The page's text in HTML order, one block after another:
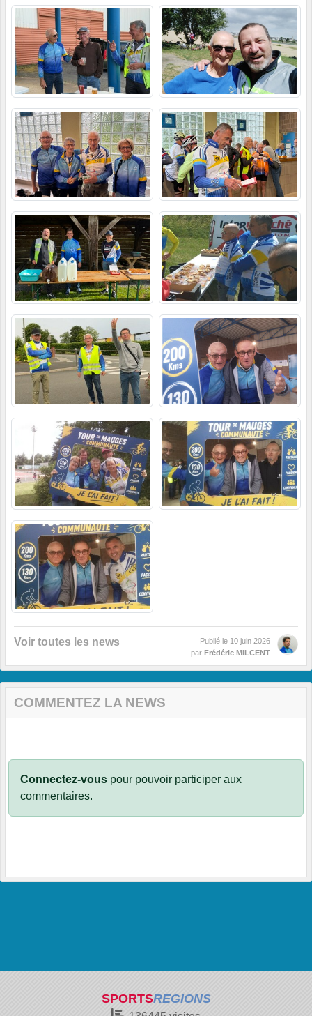
Voir toutes les news Publié le 10 juin 2026
par Frédéric MILCENT
COMMENTEZ LA NEWS
Connectez-vous pour pouvoir participer aux
commentaires.
SPORTSREGIONS